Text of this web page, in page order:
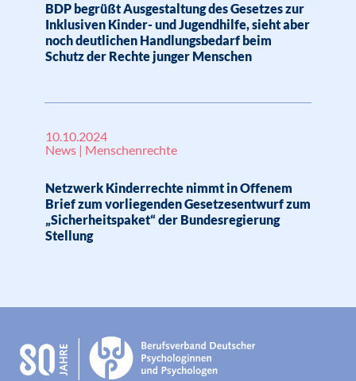
BDP begrüßt Ausgestaltung des Gesetzes zur
Inklusiven Kinder- und Jugendhilfe, sieht aber
noch deutlichen Handlungsbedarf beim
Schutz der Rechte junger Menschen
10.10.2024
News | Menschenrechte
Netzwerk Kinderrechte nimmt in Offenem
Brief zum vorliegenden Gesetzesentwurf zum
„Sicherheitspaket“ der Bundesregierung
Stellung